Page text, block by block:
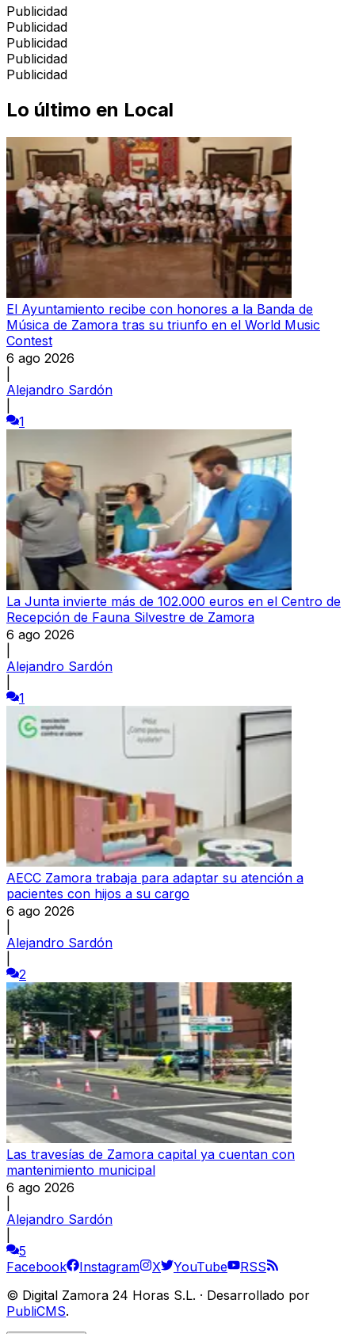
Publicidad
Publicidad
Publicidad
Publicidad
Publicidad
Lo último en Local
El Ayuntamiento recibe con honores a la Banda de
Música de Zamora tras su triunfo en el World Music
Contest
6 ago 2026
Alejandro Sardón
1
La Junta invierte más de 102.000 euros en el Centro de
Recepción de Fauna Silvestre de Zamora
6 ago 2026
Alejandro Sardón
1
AECC Zamora trabaja para adaptar su atención a
pacientes con hijos a su cargo
6 ago 2026
Alejandro Sardón
2
Las travesías de Zamora capital ya cuentan con
mantenimiento municipal
6 ago 2026
Alejandro Sardón
5
Facebook
Instagram X YouTube
RSS
© Digital Zamora 24 Horas S.L. · Desarrollado por
PubliCMS.